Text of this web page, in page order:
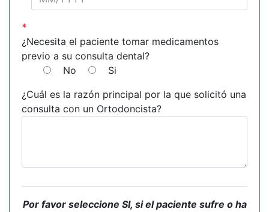
*
¿Necesita el paciente tomar medicamentos
previo a su consulta dental?
No
Si
¿Cuál es la razón principal por la que solicitó una
consulta con un Ortodoncista?
Por favor seleccione SI, si el paciente sufre o ha